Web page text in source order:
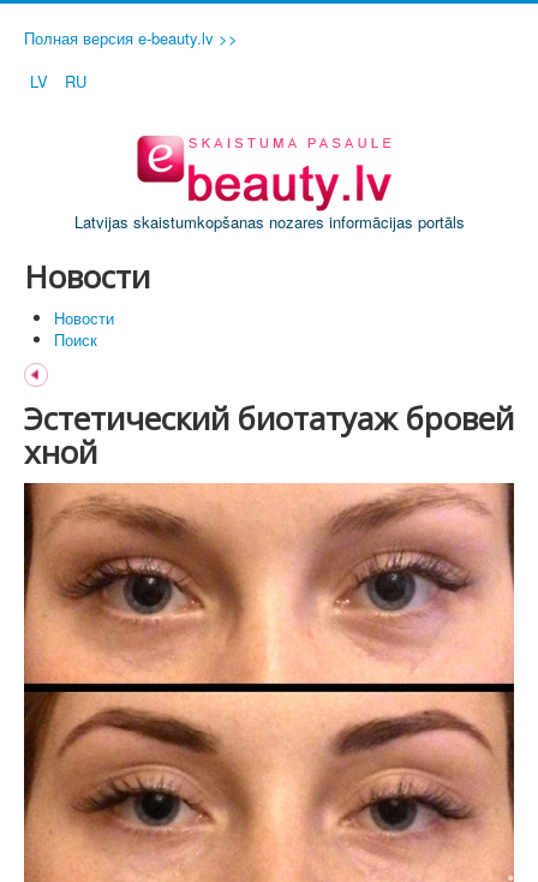
Полная версия e-beauty.lv >>
LV
RU
Latvijas skaistumkopšanas nozares informācijas portāls
Новости
Новости
Поиск
Эстетический биотатуаж бровей
хной